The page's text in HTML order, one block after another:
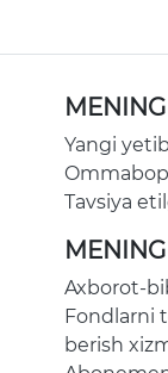
Yangi
Tavsiya
Axborot-
Fondlarni
berish